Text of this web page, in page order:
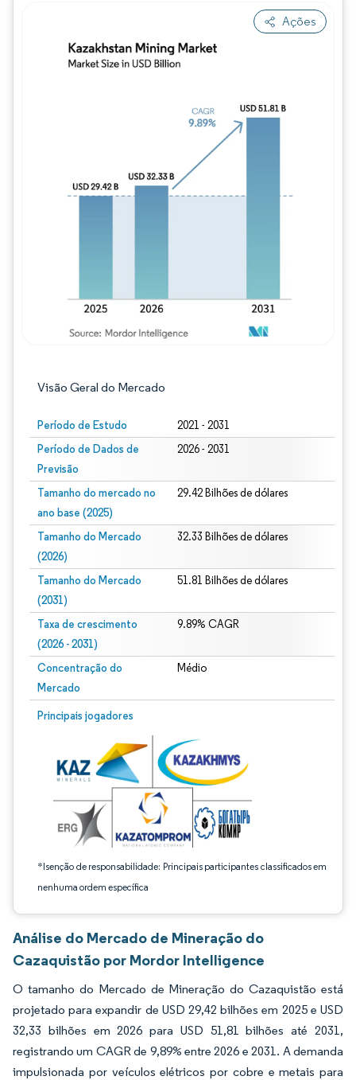
Ações
Visão Geral do Mercado
Período de Estudo 2021 - 2031
Período de Dados de
Previsão
2026 - 2031
Tamanho do mercado no
ano base (2025)
29.42 Bilhões de dólares
Tamanho do Mercado
(2026)
32.33 Bilhões de dólares
Tamanho do Mercado
(2031)
51.81 Bilhões de dólares
Taxa de crescimento
(2026 - 2031)
9.89% CAGR
Concentração do
Mercado
Médio
Principais jogadores
*Isenção de responsabilidade: Principais participantes classificados em
nenhuma ordem específica
Imagem © Mordor Intelligence. O reuso requer atribuição conforme CC BY 4.0.
Imagem © Mordor Intelligence. O reuso
Análise do Mercado de Mineração do
Cazaquistão por Mordor Intelligence
O tamanho do Mercado de Mineração do Cazaquistão está
projetado para expandir de USD 29,42 bilhões em 2025 e USD
32,33 bilhões em 2026 para USD 51,81 bilhões até 2031,
registrando um CAGR de 9,89% entre 2026 e 2031. A demanda
impulsionada por veículos elétricos por cobre e metais para